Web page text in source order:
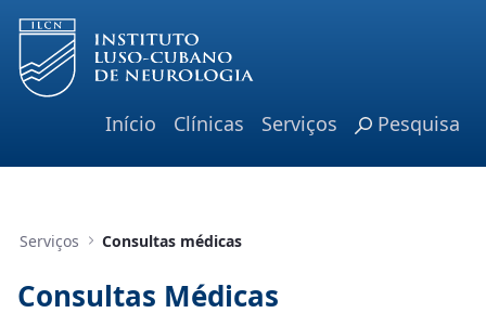
Pular para o Conteúdo principal
Início Clínicas Serviços Pesquisa
Serviços Consultas médicas
Consultas Médicas